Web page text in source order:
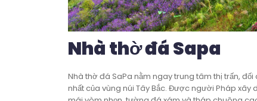
Nhà thờ đá Sapa
Nhà thờ đá SaPa nằm ngay trung tâm thị trấn,
nhất của vùng núi Tây Bắc. Được người Pháp